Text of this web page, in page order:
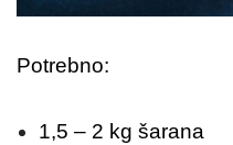
Potrebno:
1,5 – 2 kg šarana